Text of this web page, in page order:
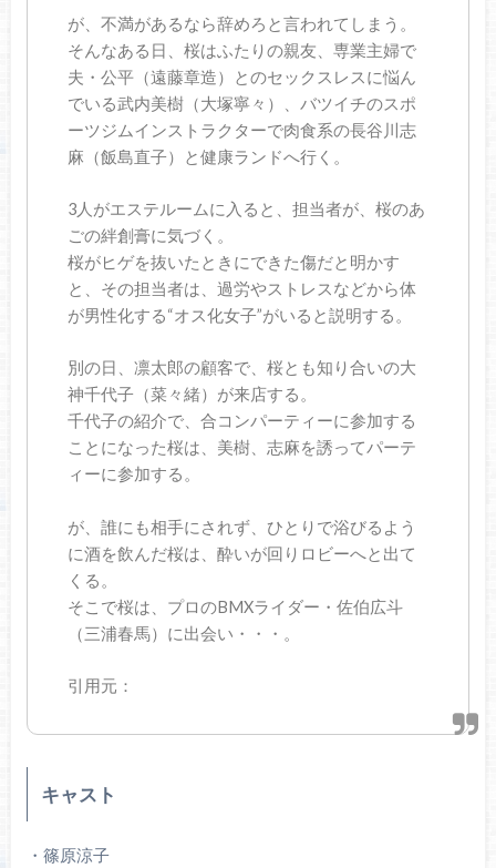
が、不満があるなら辞めろと言われてしまう。
そんなある日、桜はふたりの親友、専業主婦で
夫・公平（遠藤章造）とのセックスレスに悩ん
でいる武内美樹（大塚寧々）、バツイチのスポ
ーツジムインストラクターで肉食系の長谷川志
麻（飯島直子）と健康ランドへ行く。
3人がエステルームに入ると、担当者が、桜のあ
ごの絆創膏に気づく。
桜がヒゲを抜いたときにできた傷だと明かす
と、その担当者は、過労やストレスなどから体
が男性化する“オス化女子”がいると説明する。
別の日、凛太郎の顧客で、桜とも知り合いの大
神千代子（菜々緒）が来店する。
千代子の紹介で、合コンパーティーに参加する
ことになった桜は、美樹、志麻を誘ってパーテ
ィーに参加する。
が、誰にも相手にされず、ひとりで浴びるよう
に酒を飲んだ桜は、酔いが回りロビーへと出て
くる。
そこで桜は、プロのBMXライダー・佐伯広斗
（三浦春馬）に出会い・・・。
引用元：
キャスト
・篠原涼子